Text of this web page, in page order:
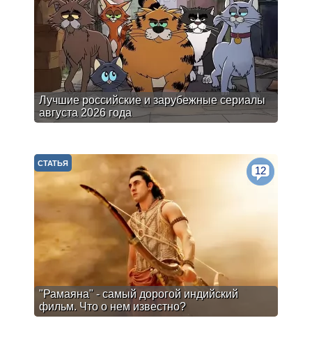
Лучшие российские и зарубежные сериалы
августа 2026 года
"Рамаяна" - самый дорогой индийский
фильм. Что о нем известно?
СТАТЬЯ
12